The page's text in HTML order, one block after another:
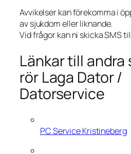
Avvikelser kan förekomma i
av sjukdom eller liknande.
Vid frågor kan ni skicka SMS
Länkar till andra
rör Laga Dator /
Datorservice
PC Service Kristineberg